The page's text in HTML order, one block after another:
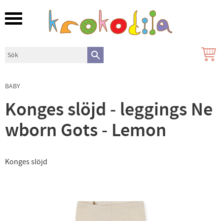
Meny
BABY
Konges slöjd - leggings Ne
wborn Gots - Lemon
Konges slöjd